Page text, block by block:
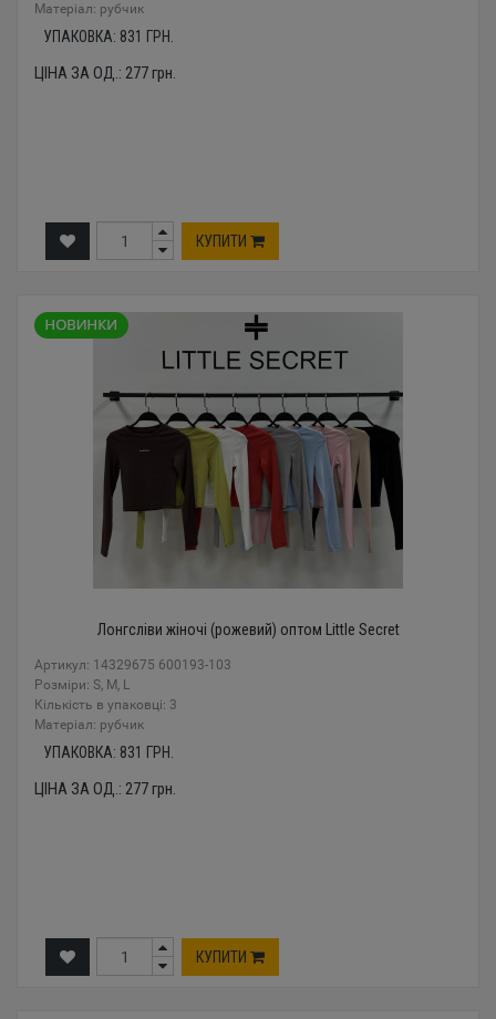
Mатеріал: рубчик
УПАКОВКА: 831 ГРН.
ЦІНА ЗА ОД.: 277грн.
КУПИТИ
Лонгсліви жіночі (рожевий) оптом Little Secret
Артикул: 14329675 600193-103
Розміри: S, M, L
Кількість в упаковці: 3
Mатеріал: рубчик
УПАКОВКА: 831 ГРН.
ЦІНА ЗА ОД.: 277грн.
КУПИТИ